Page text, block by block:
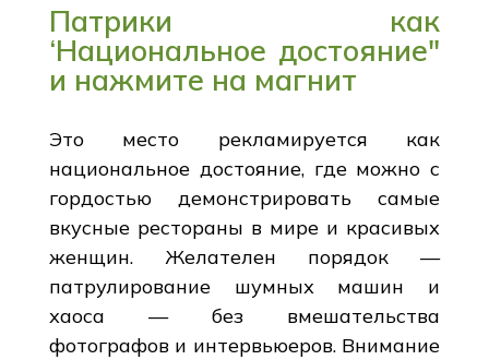
Патрики как
‘Национальное достояние"
и нажмите на магнит
Это место рекламируется как
национальное достояние, где можно с
гордостью демонстрировать самые
вкусные рестораны в мире и красивых
женщин. Желателен порядок —
патрулирование шумных машин и
хаоса — без вмешательства
фотографов и интервьюеров. Внимание